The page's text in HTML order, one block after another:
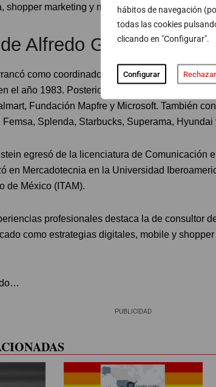
hábitos de navegación
todas las cookies
clicando en "Configurar".
Configurar Rechazar
shopper marketing y marketing digital en el país
Alfredo Gandur
como coordinador de Comunicación
el año 1983. Posteriormente ya como CEO de
Fundación Mapfre y Microsoft. También
Splenda, Starbucks, Superama, Hyundai
egresó de la licenciatura de Comunicación
en Mercadotecnia en la Universidad
de México (ITAM).
profesionales destaca la de consultor
como estrategias digitales, mobile y
PUBLICIDAD